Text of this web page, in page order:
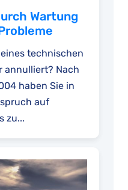
Wartung
technischen
annulliert? Nach
haben Sie in
auf
zu...